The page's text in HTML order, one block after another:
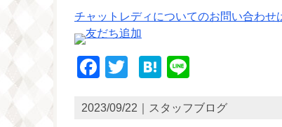
チャットレディについてのお問い合わせ
Facebook
TwitterHatena
2023/09/22｜スタッフブログ